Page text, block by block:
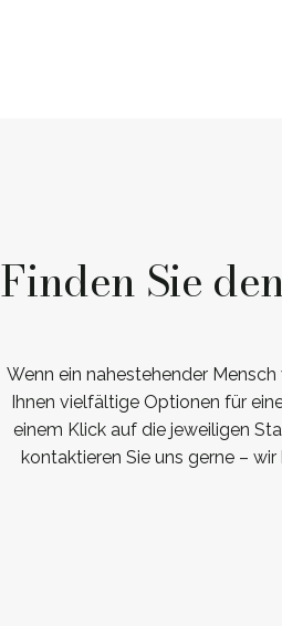
Finden Sie
Wenn ein nahestehender
Ihnen vielfältige Optionen für
einem Klick auf die jeweiligen
kontaktieren Sie uns gerne –